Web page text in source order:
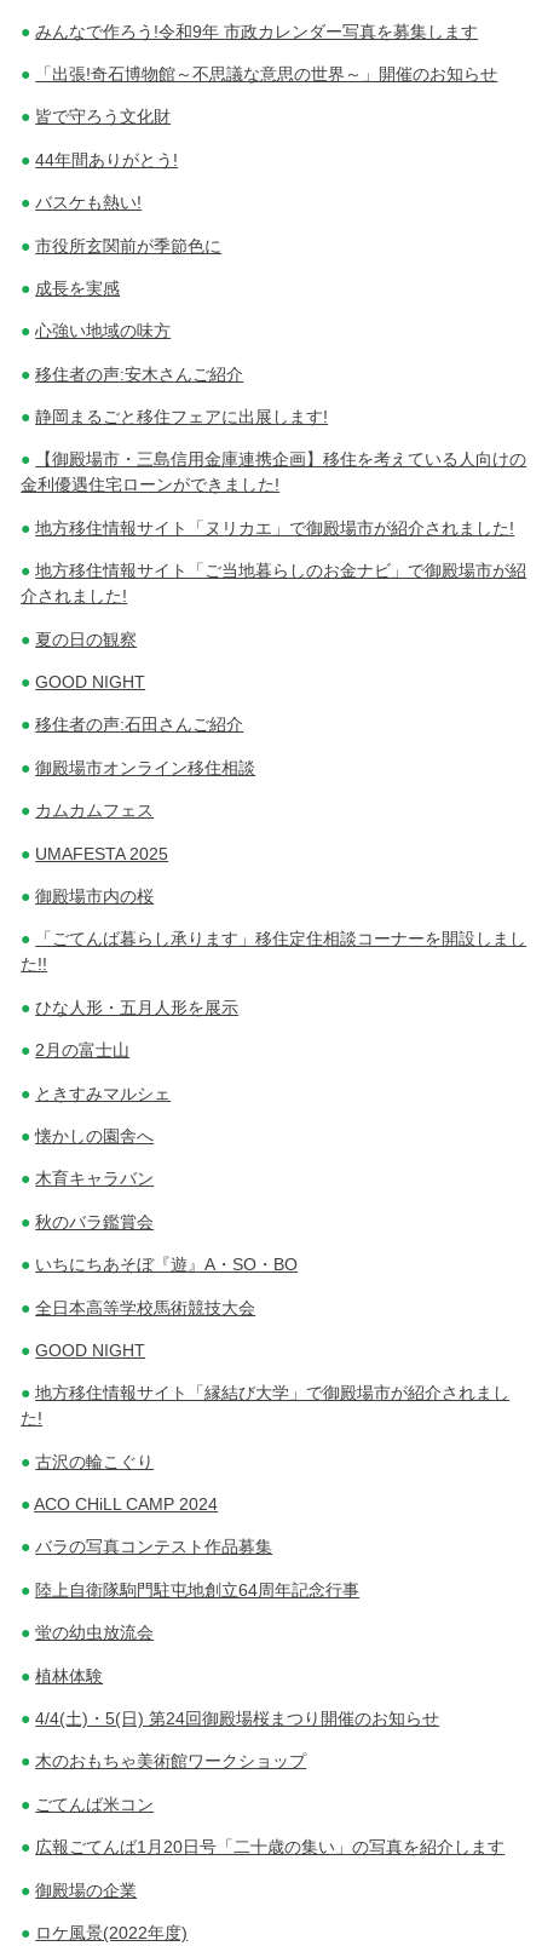
みんなで作ろう!令和9年 市政カレンダー写真を募集します
「出張!奇石博物館～不思議な意思の世界～」開催のお知らせ
皆で守ろう文化財
44年間ありがとう!
バスケも熱い!
市役所玄関前が季節色に
成長を実感
心強い地域の味方
移住者の声:安木さんご紹介
静岡まるごと移住フェアに出展します!
【御殿場市・三島信用金庫連携企画】移住を考えている人向けの
金利優遇住宅ローンができました!
地方移住情報サイト「ヌリカエ」で御殿場市が紹介されました!
地方移住情報サイト「ご当地暮らしのお金ナビ」で御殿場市が紹
介されました!
夏の日の観察
GOOD NIGHT
移住者の声:石田さんご紹介
御殿場市オンライン移住相談
カムカムフェス
UMAFESTA 2025
御殿場市内の桜
「ごてんば暮らし承ります」移住定住相談コーナーを開設しまし
た!!
ひな人形・五月人形を展示
2月の富士山
ときすみマルシェ
懐かしの園舎へ
木育キャラバン
秋のバラ鑑賞会
いちにちあそぼ『遊』A・SO・BO
全日本高等学校馬術競技大会
GOOD NIGHT
地方移住情報サイト「縁結び大学」で御殿場市が紹介されまし
た!
古沢の輪こぐり
ACO CHiLL CAMP 2024
バラの写真コンテスト作品募集
陸上自衛隊駒門駐屯地創立64周年記念行事
蛍の幼虫放流会
植林体験
4/4(土)・5(日) 第24回御殿場桜まつり開催のお知らせ
木のおもちゃ美術館ワークショップ
ごてんば米コン
広報ごてんば1月20日号「二十歳の集い」の写真を紹介します
御殿場の企業
ロケ風景(2022年度)